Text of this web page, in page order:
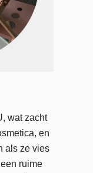
wat zacht
en
als ze vies
ruime